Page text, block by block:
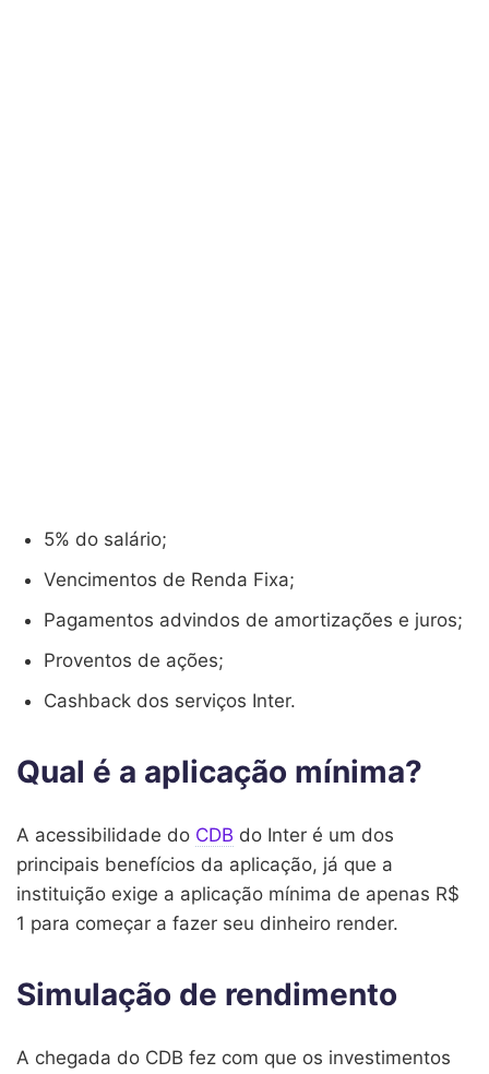
5% do salário;
Vencimentos de Renda Fixa;
Pagamentos advindos de amortizações e juros;
Proventos de ações;
Cashback dos serviços Inter.
Qual é a aplicação mínima?
A acessibilidade do CDB do Inter é um dos
principais benefícios da aplicação, já que a
instituição exige a aplicação mínima de apenas R$
1 para começar a fazer seu dinheiro render.
Simulação de rendimento
A chegada do CDB fez com que os investimentos